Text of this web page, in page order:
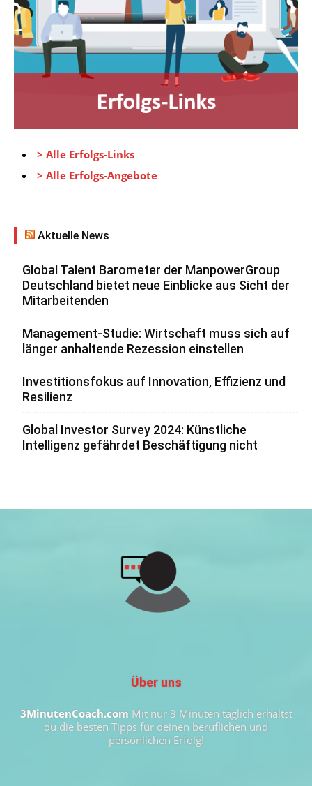
> Alle Erfolgs-Links
> Alle Erfolgs-Angebote
Aktuelle News
Global Talent Barometer der ManpowerGroup
Deutschland bietet neue Einblicke aus Sicht der
Mitarbeitenden
Management-Studie: Wirtschaft muss sich auf
länger anhaltende Rezession einstellen
Investitionsfokus auf Innovation, Effizienz und
Resilienz
Global Investor Survey 2024: Künstliche
Intelligenz gefährdet Beschäftigung nicht
Über uns
3MinutenCoach.com Mit nur 3 Minuten täglich erhältst
du die besten Tipps für deinen beruflichen und
persönlichen Erfolg!